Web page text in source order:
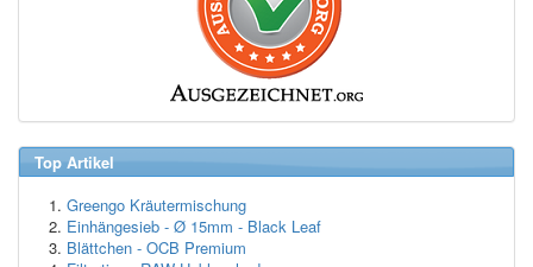
Top Artikel
Greengo Kräutermischung
Einhängesieb - Ø 15mm - Black Leaf
Blättchen - OCB Premium